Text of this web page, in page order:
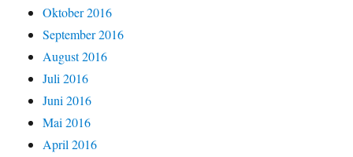
Oktober 2016
September 2016
August 2016
Juli 2016
Juni 2016
Mai 2016
April 2016